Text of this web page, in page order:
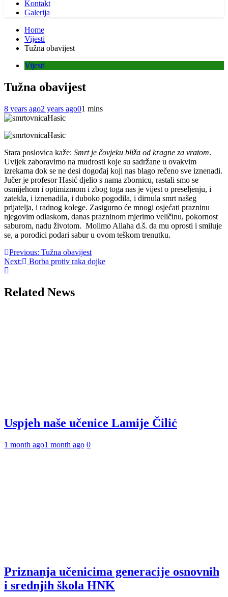
Kontakt
Galerija
Home
Vijesti
Tužna obavijest
Vijesti
Tužna obavijest
8 years ago2 years ago01 mins
Stara poslovica kaže: Smrt je čovjeku bliža od kragne za vratom.
Uvijek zaboravimo na mudrosti koje su sadržane u ovakvim
izrekama dok se ne desi dogođaj koji nas blago rečeno sve iznenadi.
Jučer je profesor Hasić djelio s nama zbornicu, rastali smo se
osmijehom i optimizmom i zbog toga nas je vijest o preseljenju, i
zatekla, i iznenadila, i duboko pogodila, i dirnula smrt našeg
prijatelja, i radnog kolege. Zasigurno će mnogi osjećati prazninu
njegovim odlaskom, danas prazninom mjerimo veličinu, pokornost
saburom, nadu životom. Molimo Allaha d.š. da mu oprosti i smiluje
se, a porodici podari sabur u ovom teškom trenutku.
Post
navigation
Previous: Tužna obavijest
Next:
Borba protiv raka dojke
Related News
Uspjeh naše učenice Lamije Čilić
1 month ago1 month ago 0
Priznanja učenicima generacije osnovnih
i srednjih škola HNK